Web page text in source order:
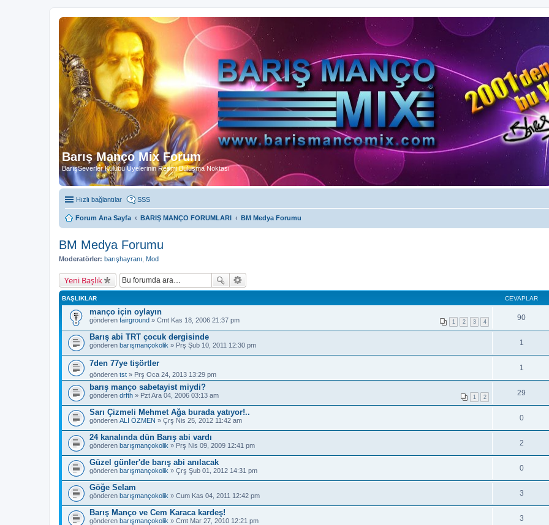
Barış Manço Mix Forum
BarışSeverler Kulübü Üyelerinin Resmi Buluşma Noktası
Hızlı bağlantılar SSS
Forum Ana Sayfa BARIŞ MANÇO FORUMLARI BM Medya Forumu
BM Medya Forumu
Moderatörler: barışhayranı Mod
Yeni Başlık
BAŞLIKLAR CEVAPLAR
manço için oylayın
1 2 3 4
gönderen fairground » Cmt Kas 18, 2006 21:37 pm 90
Barış abi TRT çocuk dergisinde
gönderen barışmançokolik » Prş Şub 10, 2011 12:30 pm 1
7den 77ye tişörtler
gönderen tst » Prş Oca 24, 2013 13:29 pm
1
barış manço sabetayist miydi?
1 2
gönderen drfth » Pzt Ara 04, 2006 03:13 am 29
Sarı Çizmeli Mehmet Ağa burada yatıyor!..
gönderen ALİ ÖZMEN » Çrş Nis 25, 2012 11:42 am 0
24 kanalında dün Barış abi vardı
gönderen barışmançokolik » Prş Nis 09, 2009 12:41 pm 2
Güzel günler'de barış abi anılacak
gönderen barışmançokolik » Çrş Şub 01, 2012 14:31 pm 0
Göğe Selam
gönderen barışmançokolik » Cum Kas 04, 2011 12:42 pm 3
Barış Manço ve Cem Karaca kardeş!
gönderen barışmançokolik » Cmt Mar 27, 2010 12:21 pm 3